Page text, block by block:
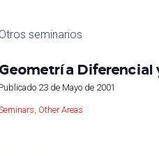
Otros seminarios
Geometría Diferencial
Publicado 23 de Mayo de 2001
Other Areas